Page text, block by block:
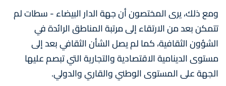
ومع ذلك، يرى المختصون أن جهة الدار البيضاء - سطات لم
تتمكن بعد من الارتقاء إلى مرتبة المناطق الرائدة في
الشؤون الثقافية، كما لم يصل الشأن الثقافي بعد إلى
مستوى الدينامية الاقتصادية والتجارية التي تبصم عليها
الجهة على المستوى الوطني والقاري والدولي.